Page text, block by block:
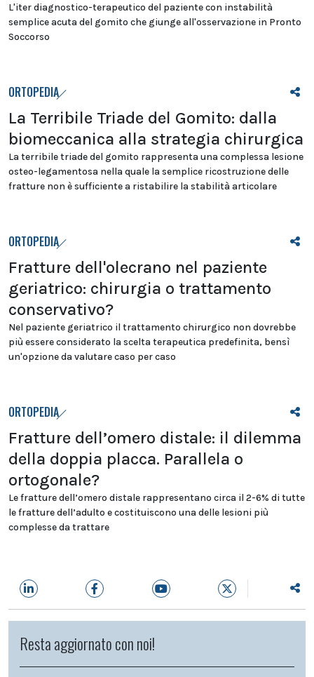
L'iter diagnostico-terapeutico del paziente con instabilità
semplice acuta del gomito che giunge all'osservazione in Pronto
Soccorso
ORTOPEDIA
La Terribile Triade del Gomito: dalla
biomeccanica alla strategia chirurgica
La terribile triade del gomito rappresenta una complessa lesione
osteo-legamentosa nella quale la semplice ricostruzione delle
fratture non è sufficiente a ristabilire la stabilità articolare
ORTOPEDIA
Fratture dell'olecrano nel paziente
geriatrico: chirurgia o trattamento
conservativo?
Nel paziente geriatrico il trattamento chirurgico non dovrebbe
più essere considerato la scelta terapeutica predefinita, bensì
un'opzione da valutare caso per caso
ORTOPEDIA
Fratture dell’omero distale: il dilemma
della doppia placca. Parallela o
ortogonale?
Le fratture dell’omero distale rappresentano circa il 2-6% di tutte
le fratture dell’adulto e costituiscono una delle lesioni più
complesse da trattare
Resta aggiornato con noi!